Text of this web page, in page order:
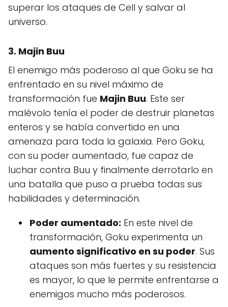
superar los ataques de Cell y salvar al
universo.
3. Majin Buu
El enemigo más poderoso al que Goku se ha
enfrentado en su nivel máximo de
transformación fue Majin Buu. Este ser
malévolo tenía el poder de destruir planetas
enteros y se había convertido en una
amenaza para toda la galaxia. Pero Goku,
con su poder aumentado, fue capaz de
luchar contra Buu y finalmente derrotarlo en
una batalla que puso a prueba todas sus
habilidades y determinación.
Poder aumentado: En este nivel de
transformación, Goku experimenta un
aumento significativo en su poder. Sus
ataques son más fuertes y su resistencia
es mayor, lo que le permite enfrentarse a
enemigos mucho más poderosos.